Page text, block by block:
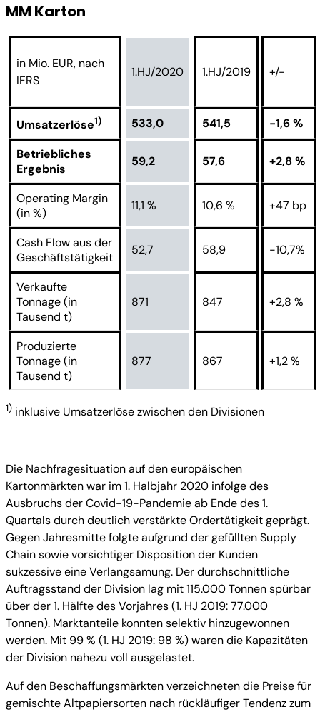
MM Karton
in Mio. EUR, nach
IFRS
1.HJ/2020 1.HJ/2019 +/-
Umsatzerlöse1) 533,0 541,5 -1,6 %
Betriebliches
Ergebnis
59,2 57,6 +2,8 %
Operating Margin
(in %)
11,1 % 10,6 % +47 bp
Cash Flow aus der
Geschäftstätigkeit
52,7 58,9 -10,7%
Verkaufte
Tonnage (in
Tausend t)
871 847 +2,8 %
Produzierte
Tonnage (in
Tausend t)
877 867 +1,2 %
1) inklusive Umsatzerlöse zwischen den Divisionen
Die Nachfragesituation auf den europäischen
Kartonmärkten war im 1. Halbjahr 2020 infolge des
Ausbruchs der Covid-19-Pandemie ab Ende des 1.
Quartals durch deutlich verstärkte Ordertätigkeit geprägt.
Gegen Jahresmitte folgte aufgrund der gefüllten Supply
Chain sowie vorsichtiger Disposition der Kunden
sukzessive eine Verlangsamung. Der durchschnittliche
Auftragsstand der Division lag mit 115.000 Tonnen spürbar
über der 1. Hälfte des Vorjahres (1. HJ 2019: 77.000
Tonnen). Marktanteile konnten selektiv hinzugewonnen
werden. Mit 99 % (1. HJ 2019: 98 %) waren die Kapazitäten
der Division nahezu voll ausgelastet.
Auf den Beschaffungsmärkten verzeichneten die Preise für
gemischte Altpapiersorten nach rückläufiger Tendenz zum